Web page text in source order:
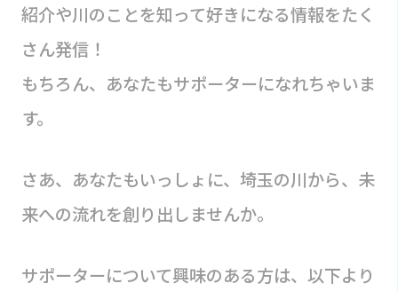
紹介や川のことを知って好きになる情報をたく
さん発信！
もちろん、あなたもサポーターになれちゃいま
す。
さあ、あなたもいっしょに、埼玉の川から、未
来への流れを創り出しませんか。
サポーターについて興味のある方は、以下より